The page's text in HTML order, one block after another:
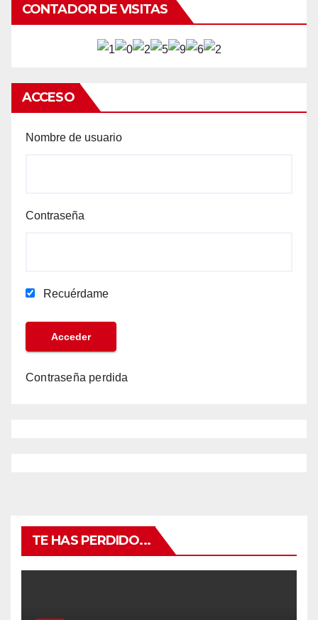
CONTADOR DE VISITAS
ACCESO
Nombre de usuario
Contraseña
Recuérdame
Contraseña perdida
TE HAS PERDIDO...